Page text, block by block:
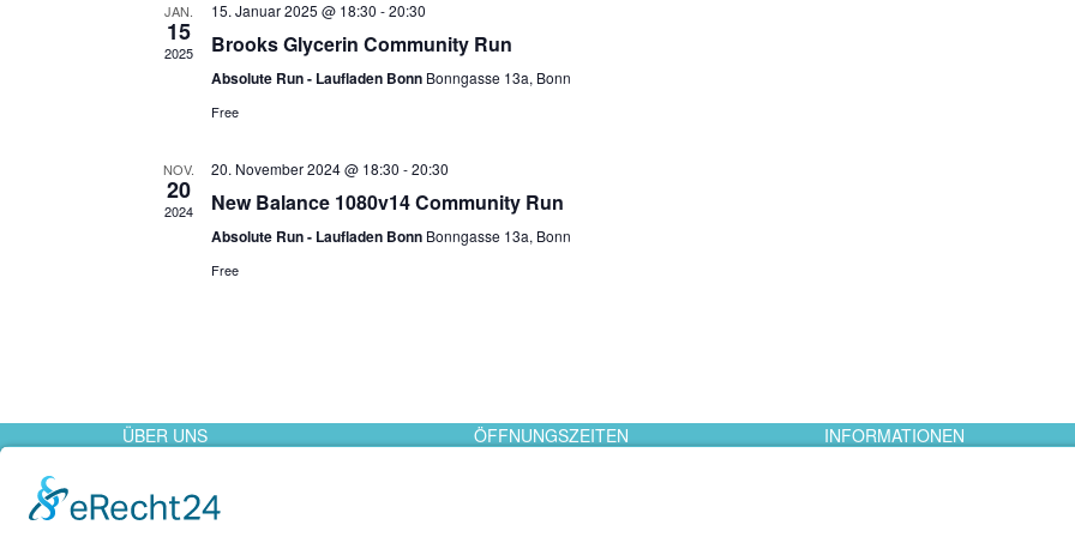
JAN.
15
2025
15. Januar 2025 @ 18:30 -20:30
Brooks Glycerin Community Run
Absolute Run - Laufladen Bonn Bonngasse 13a, Bonn
Free
NOV.
20
2024
20. November 2024 @ 18:30 -20:30
New Balance 1080v14 Community Run
Absolute Run - Laufladen Bonn Bonngasse 13a, Bonn
Free
ÜBER UNS
53111 Bonn
ÖFFNUNGSZEITEN
INFORMATIONEN